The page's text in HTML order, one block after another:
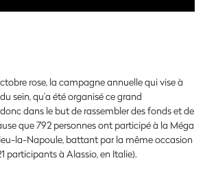
rose, la campagne annuelle qui vise à
sein, qu’a été organisé ce grand
dans le but de rassembler des fonds et de
que 792 personnes ont participé à la Méga
la-Napoule, battant par la même occasion
participants à Alassio, en Italie).